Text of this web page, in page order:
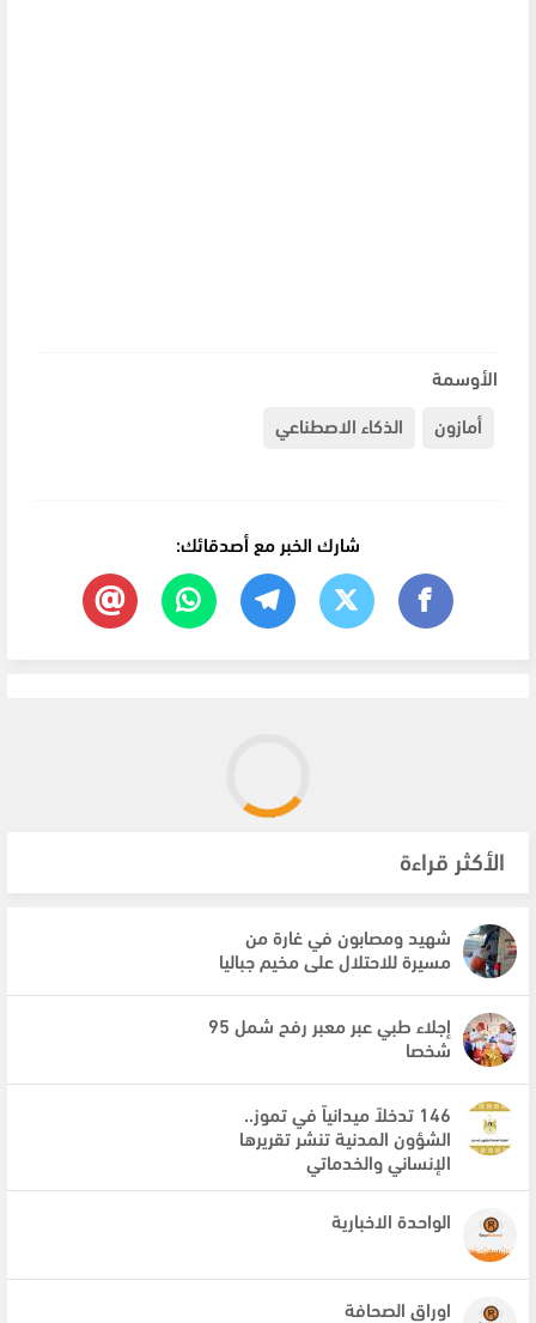
الأوسمة
أمازون
الذكاء الاصطناعي
شارك الخبر مع أصدقائك:
الأكثر قراءة
شهيد ومصابون في غارة من
مسيرة للاحتلال على مخيم جباليا
إجلاء طبي عبر معبر رفح شمل 95
شخصا
146 تدخلاً ميدانياً في تموز..
الشؤون المدنية تنشر تقريرها
الإنساني والخدماتي
الواحدة الاخبارية
اوراق الصحافة